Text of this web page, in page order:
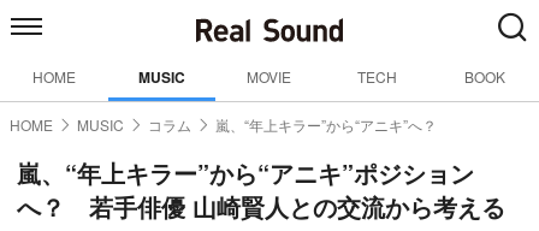
HOME MUSIC MOVIE TECH BOOK
HOME MUSIC コラム 嵐、“年上キラー”から“アニキ”へ？
嵐、“年上キラー”から“アニキ”ポジション
へ？ 若手俳優 山崎賢人との交流から考える